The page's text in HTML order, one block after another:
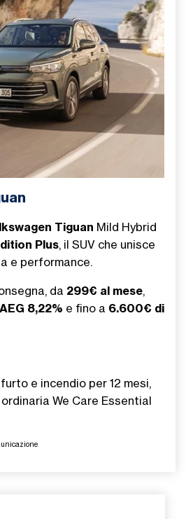
Tiguan Mild Hybrid
Plus, il SUV che unisce
e performance.
da 299€ al mese,
8,22% e fino a 6.600€ di
e incendio per 12 mesi,
We Care Essential